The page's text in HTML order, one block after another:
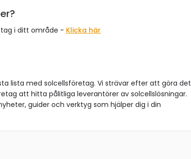
i ditt område - Klicka här
lista med solcellsföretag. Vi strävar efter att göra det
att hitta pålitliga leverantörer av solcellslösningar.
guider och verktyg som hjälper dig i din